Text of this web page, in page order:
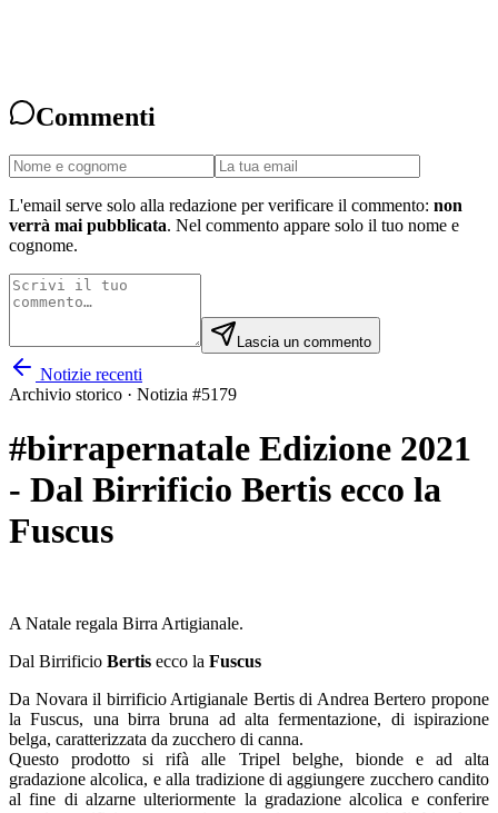
Commenti
L'email serve solo alla redazione per verificare il commento: non
verrà mai pubblicata. Nel commento appare solo il tuo nome e
cognome.
Lascia un commento
Notizie recenti
Archivio storico · Notizia #5179
#birrapernatale Edizione 2021
- Dal Birrificio Bertis ecco la
Fuscus
A Natale regala Birra Artigianale.
Dal Birrificio Bertis ecco la Fuscus
Da Novara il birrificio Artigianale Bertis di Andrea Bertero propone
la Fuscus, una birra bruna ad alta fermentazione, di ispirazione
belga, caratterizzata da zucchero di canna.
Questo prodotto si rifà alle Tripel belghe, bionde e ad alta
gradazione alcolica, e alla tradizione di aggiungere zucchero candito
al fine di alzarne ulteriormente la gradazione alcolica e conferire